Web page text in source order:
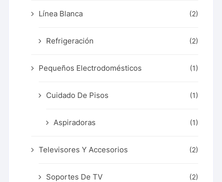
Línea Blanca (2)
Refrigeración (2)
Pequeños Electrodomésticos (1)
Cuidado De Pisos (1)
Aspiradoras (1)
Televisores Y Accesorios (2)
Soportes De TV (2)